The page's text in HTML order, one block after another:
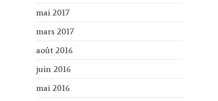
mai 2017
mars 2017
août 2016
juin 2016
mai 2016